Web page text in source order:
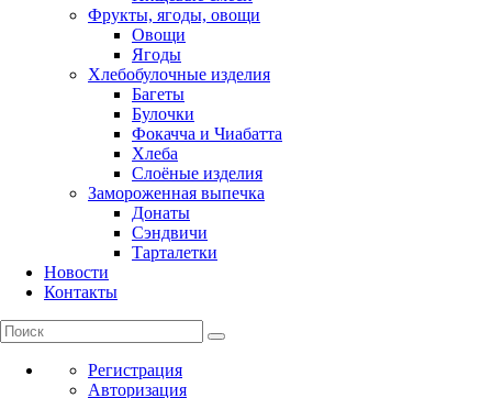
Фрукты, ягоды, овощи
Овощи
Ягоды
Хлебобулочные изделия
Багеты
Булочки
Фокачча и Чиабатта
Хлеба
Слоёные изделия
Замороженная выпечка
Донаты
Сэндвичи
Тарталетки
Новости
Контакты
Регистрация
Авторизация